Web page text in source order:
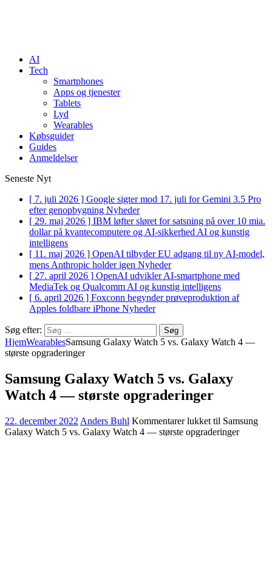
AI
Tech
Smartphones
Apps og tjenester
Tablets
Lyd
Wearables
Købsguider
Guides
Anmeldelser
Seneste Nyt
[ 7. juli 2026 ] Google sigter mod 17. juli for Gemini 3.5 Pro
efter genopbygning Nyheder
[ 29. maj 2026 ] IBM løfter sløret for satsning på over 10 mia.
dollar på kvantecomputere og AI-sikkerhed AI og kunstig
intelligens
[ 11. maj 2026 ] OpenAI tilbyder EU adgang til ny AI-model,
mens Anthropic holder igen Nyheder
[ 27. april 2026 ] OpenAI udvikler AI-smartphone med
MediaTek og Qualcomm AI og kunstig intelligens
[ 6. april 2026 ] Foxconn begynder prøveproduktion af
Apples foldbare iPhone Nyheder
Søg efter:
HjemWearablesSamsung Galaxy Watch 5 vs. Galaxy Watch 4 —
største opgraderinger
Samsung Galaxy Watch 5 vs. Galaxy
Watch 4 — største opgraderinger
22. december 2022 Anders Buhl Kommentarer lukket til Samsung
Galaxy Watch 5 vs. Galaxy Watch 4 — største opgraderinger